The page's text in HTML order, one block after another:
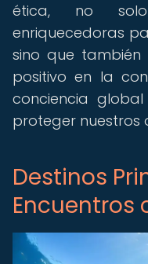
ética, no solo
enriquecedoras
sino que
positivo en la
conciencia
proteger nuestros
Destinos
Encuentros